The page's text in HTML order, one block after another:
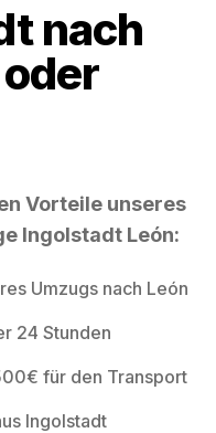
nach
Vorteile unseres
Ingolstadt León:
Umzugs nach León
24 Stunden
für den Transport
Ingolstadt